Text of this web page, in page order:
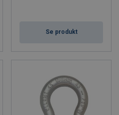
Se produkt